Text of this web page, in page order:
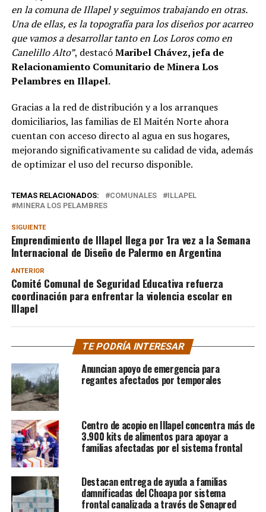
en la comuna de Illapel y seguimos trabajando en otras.
Una de ellas, es la topografía para los diseños por acarreo
que vamos a desarrollar tanto en Los Loros como en
Canelillo Alto”, destacóMaribel Chávez, jefa de
Relacionamiento Comunitario de Minera Los
Pelambres en Illapel.
Gracias a la red de distribución y a los arranques
domiciliarios, las familias de El Maitén Norte ahora
cuentan con acceso directo al agua en sus hogares,
mejorando significativamente su calidad de vida, además
de optimizar el uso del recurso disponible.
TEMAS RELACIONADOS: COMUNALES
ILLAPEL
MINERA LOS PELAMBRES
SIGUIENTE
Emprendimiento de Illapel llega por 1ra vez a la Semana
Internacional de Diseño de Palermo en Argentina
ANTERIOR
Comité Comunal de Seguridad Educativa refuerza
coordinación para enfrentar la violencia escolar en
Illapel
TE PODRÍA INTERESAR
Anuncian apoyo de emergencia para
regantes afectados por temporales
Centro de acopio en Illapel concentra más de
3.900 kits de alimentos para apoyar a
familias afectadas por el sistema frontal
Destacan entrega de ayuda a familias
damnificadas del Choapa por sistema
frontal canalizada a través de Senapred